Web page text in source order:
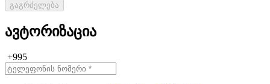
გაგრძელება
ავტორიზაცია
+995